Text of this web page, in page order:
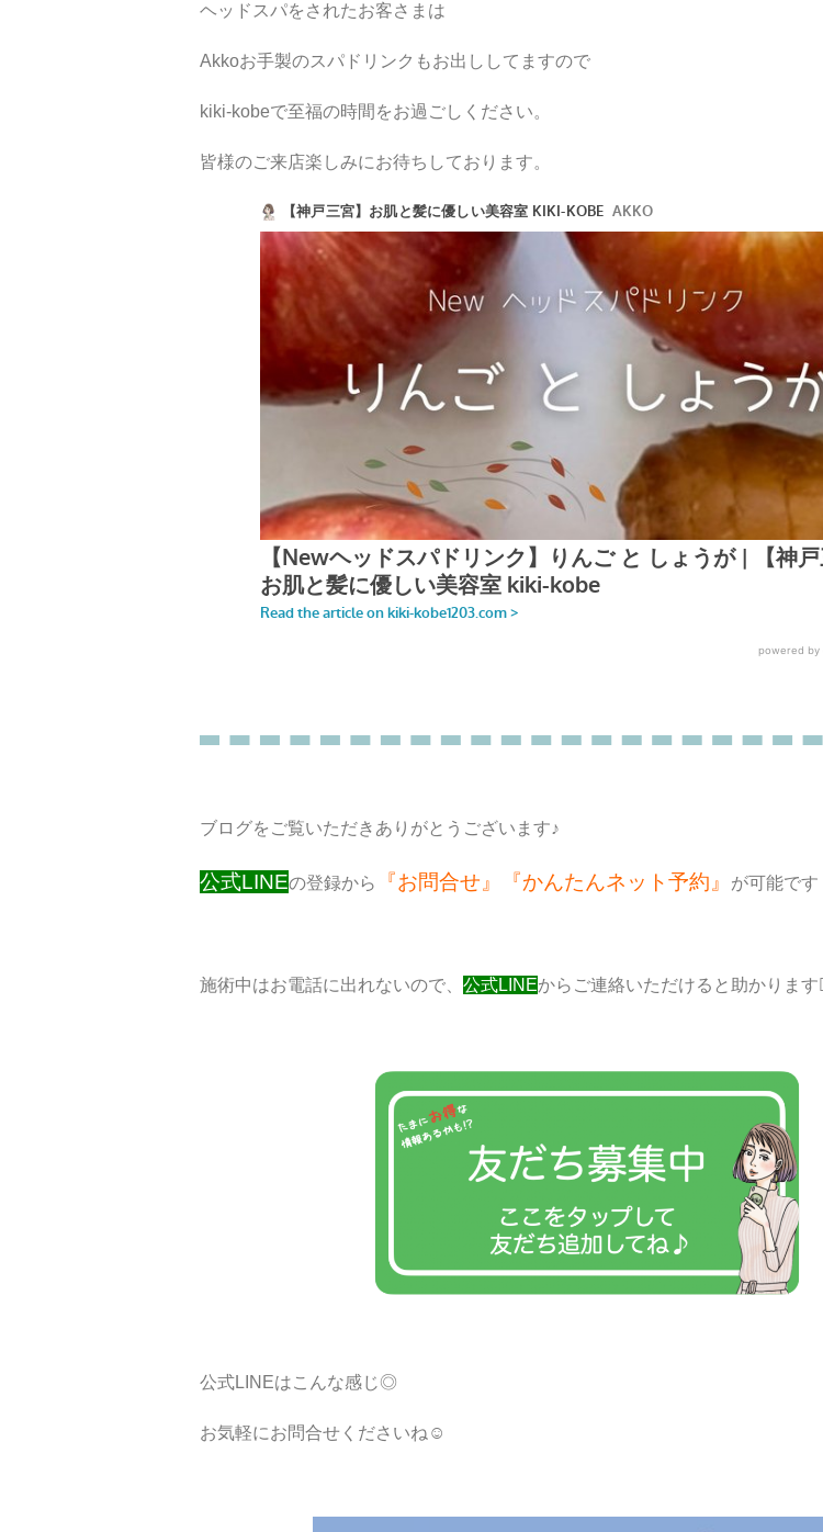
ヘッドスパをされたお客さまは
Akkoお手製のスパドリンクもお出ししてますので
kiki-kobeで至福の時間をお過ごしください。
皆様のご来店楽しみにお待ちしております。
ブログをご覧いただきありがとうございます♪
公式LINEの登録から 『お問合せ』『かんたんネット予約』 が可能です
施術中はお電話に出れないので、 公式LINEからご連絡いただけると助かります
公式LINEはこんな感じ◎
お気軽にお問合せくださいね☺︎